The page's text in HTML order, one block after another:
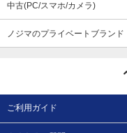
中古(PC/スマホ/カメラ)
ノジマのプライベートブランド
ご利用ガイド